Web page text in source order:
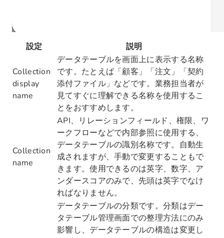
設定 説明
Collection
display
name
データテーブルを画面上に表示する名称
です。たとえば「顧客」「注文」「契約
添付ファイル」などです。業務担当者が
見てすぐに理解できる名称を使用するこ
とをおすすめします。
Collection
name
API、リレーションフィールド、権限、ワ
ークフローなどで内部参照に使用する、
データテーブルの識別名称です。自動生
成されますが、手動で変更することもで
きます。使用できるのは英字、数字、ア
ンダースコアのみで、先頭は英字でなけ
ればなりません。
データテーブルの分類です。分類はデー
タテーブル管理画面での整理方法にのみ
影響し、データテーブルの構造は変更し